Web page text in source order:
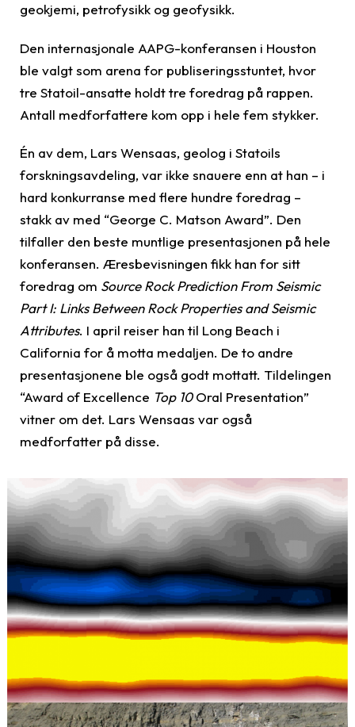
geokjemi, petrofysikk og geofysikk.
Den internasjonale AAPG-konferansen i Houston
ble valgt som arena for publiseringsstuntet, hvor
tre Statoil-ansatte holdt tre foredrag på rappen.
Antall medforfattere kom opp i hele fem stykker.
Én av dem, Lars Wensaas, geolog i Statoils
forskningsavdeling, var ikke snauere enn at han – i
hard konkurranse med flere hundre foredrag –
stakk av med “George C. Matson Award”. Den
tilfaller den beste muntlige presentasjonen på hele
konferansen. Æresbevisningen fikk han for sitt
foredrag om Source Rock Prediction From Seismic
Part I: Links Between Rock Properties and Seismic
Attributes. I april reiser han til Long Beach i
California for å motta medaljen. De to andre
presentasjonene ble også godt mottatt. Tildelingen
“Award of Excellence Top 10Oral Presentation”
vitner om det. Lars Wensaas var også
medforfatter på disse.